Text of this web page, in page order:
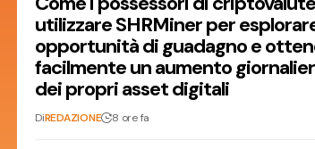
utilizzare SHRMiner per
opportunità di guadagno e
facilmente un aumento
dei propri asset digitali
DiREDAZIONE 8 ore fa